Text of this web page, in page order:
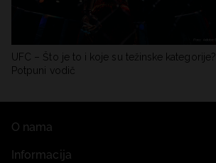
UFC – Što je to i koje su težinske kategorije?
Potpuni vodič
O nama
Informacija